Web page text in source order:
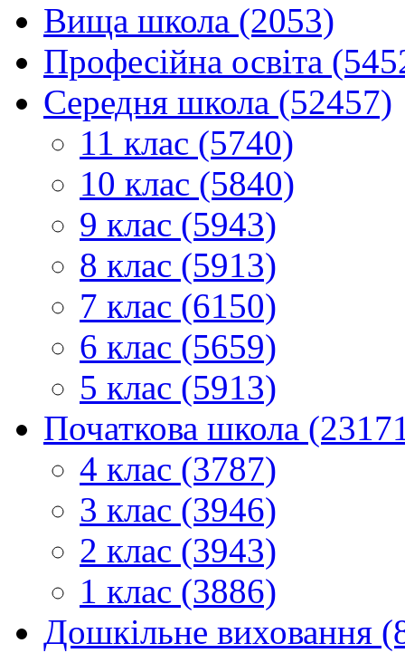
Вища школа (2053)
Професійна освіта
Середня школа (52457)
11 клас (5740)
10 клас (5840)
9 клас (5943)
8 клас (5913)
7 клас (6150)
6 клас (5659)
5 клас (5913)
Початкова школа
4 клас (3787)
3 клас (3946)
2 клас (3943)
1 клас (3886)
Дошкільне виховання